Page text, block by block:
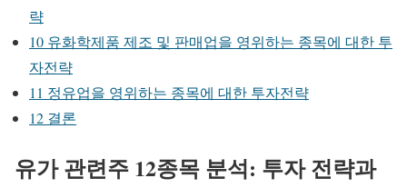
략
10 유화학제품 제조 및 판매업을 영위하는 종목에 대한 투
자전략
11 정유업을 영위하는 종목에 대한 투자전략
12 결론
유가 관련주 12종목 분석: 투자 전략과